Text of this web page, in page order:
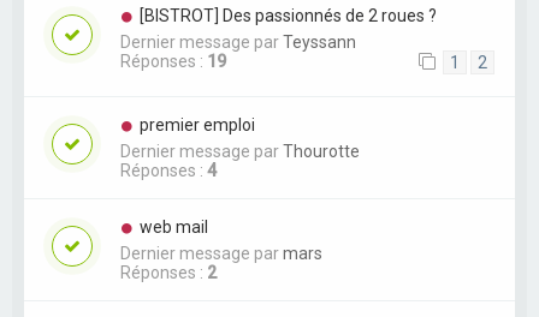
[BISTROT] Des passionnés de 2 roues ?
Dernier message parTeyssann
Réponses : 19 1 2
premier emploi
Dernier message parThourotte
Réponses : 4
web mail
Dernier message parmars
Réponses : 2